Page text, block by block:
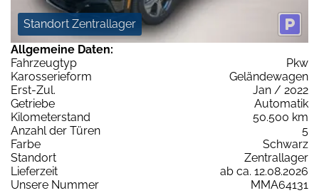
Standort Zentrallager
Allgemeine Daten:
Fahrzeugtyp
Pkw
Karosserieform
Geländewagen
Erst-Zul.
Jan / 2022
Getriebe
Automatik
Kilometerstand
50.500 km
Anzahl der Türen
5
Farbe
Schwarz
Standort
Zentrallager
Lieferzeit
ab ca. 12.08.2026
Unsere Nummer
MMA64131